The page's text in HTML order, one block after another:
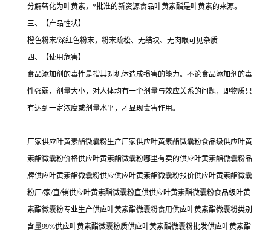
分解转化为叶黄素，*批准的新资源食品叶黄素酯是叶黄素的来源。
三、【产品性状】
橙色粉末/深红色粉末，粉末疏松、无结块、无肉眼可见杂质
四、【使用危害】
食品添加剂的毒性是指其对机体造成损害的能力。不论食品添加剂的毒
性强弱、剂量大小，对人体均有一个剂量与效应关系的问题，即物质只
有达到一定浓度或剂量水平，才显现毒害作用。
厂家供应叶黄素酯微囊粉生产厂家供应叶黄素酯微囊粉食品级供应叶黄
素酯微囊粉价格供应叶黄素酯微囊粉哪里有卖的供应叶黄素酯微囊粉品
牌供应叶黄素酯微囊粉供应供应叶黄素酯微囊粉报价供应叶黄素酯微囊
粉厂/家/直/销供应叶黄素酯微囊粉直供供应叶黄素酯微囊粉食品级叶黄
素酯微囊粉专业生产供应叶黄素酯微囊粉食用供应叶黄素酯微囊粉类别
含量99%供应叶黄素酯微囊粉质供应叶黄素酯微囊粉批发供应叶黄素酯